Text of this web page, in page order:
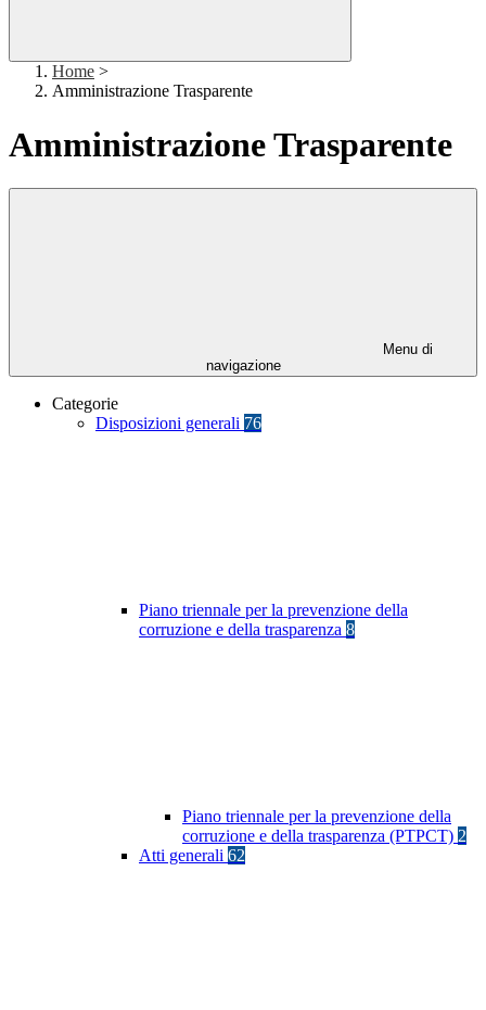
Home >
Amministrazione Trasparente
Amministrazione Trasparente
Menu di
navigazione
Categorie
Disposizioni generali 76
Piano triennale per la prevenzione della
corruzione e della trasparenza 8
Piano triennale per la prevenzione della
corruzione e della trasparenza (PTPCT) 2
Atti generali 62